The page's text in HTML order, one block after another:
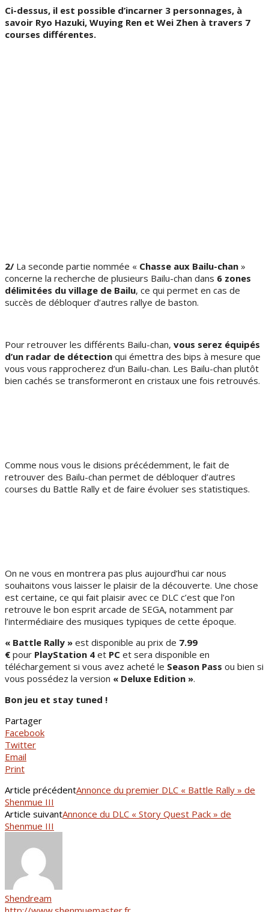
Ci-dessus, il est possible d’incarner 3 personnages, à
savoir Ryo Hazuki, Wuying Ren et Wei Zhen à travers 7
courses différentes.
2/ La seconde partie nommée « Chasse aux Bailu-chan »
concerne la recherche de plusieurs Bailu-chan dans 6 zones
délimitées du village de Bailu, ce qui permet en cas de
succès de débloquer d’autres rallye de baston.
Pour retrouver les différents Bailu-chan, vous serez équipés
d’un radar de détection qui émettra des bips à mesure que
vous vous rapprocherez d’un Bailu-chan. Les Bailu-chan plutôt
bien cachés se transformeront en cristaux une fois retrouvés.
Comme nous vous le disions précédemment, le fait de
retrouver des Bailu-chan permet de débloquer d’autres
courses du Battle Rally et de faire évoluer ses statistiques.
On ne vous en montrera pas plus aujourd’hui car nous
souhaitons vous laisser le plaisir de la découverte. Une chose
est certaine, ce qui fait plaisir avec ce DLC c’est que l’on
retrouve le bon esprit arcade de SEGA, notamment par
l’intermédiaire des musiques typiques de cette époque.
« Battle Rally » est disponible au prix de 7.99
€ pour PlayStation 4 et PC et sera disponible en
téléchargement si vous avez acheté le Season Pass ou bien si
vous possédez la version « Deluxe Edition ».
Bon jeu et stay tuned !
Partager
Facebook
Twitter
Email
Print
Article précédentAnnonce du premier DLC « Battle Rally » de
Shenmue III
Article suivantAnnonce du DLC « Story Quest Pack » de
Shenmue III
Shendream